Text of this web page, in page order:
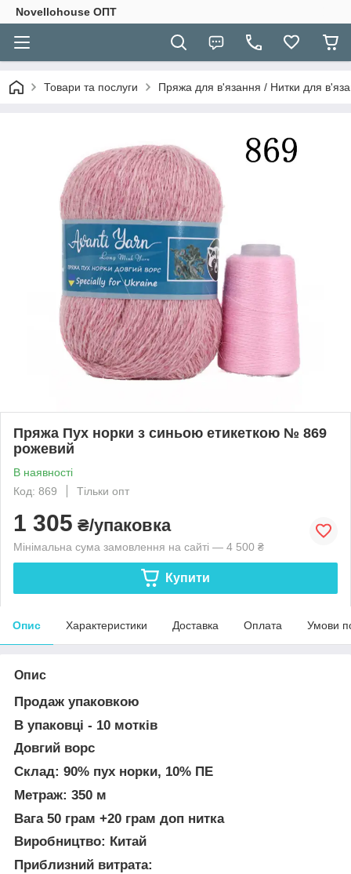
Novellohouse ОПТ
Товари та послуги Пряжа для в'язання / Нитки для
Пряжа Пух норки з синьою етикеткою № 869
рожевий
В наявності
Код: 869
Тільки опт
1 305 ₴/упаковка
Мінімальна сума замовлення на сайті — 4 500 ₴
Купити
Опис Характеристики Доставка Оплата Умови
Опис
Продаж упаковкою
В упаковці - 10 мотків
Довгий ворс
Склад: 90% пух норки, 10% ПЕ
Метраж: 350 м
Вага 50 грам +20 грам доп нитка
Виробництво: Китай
Приблизний витрата: